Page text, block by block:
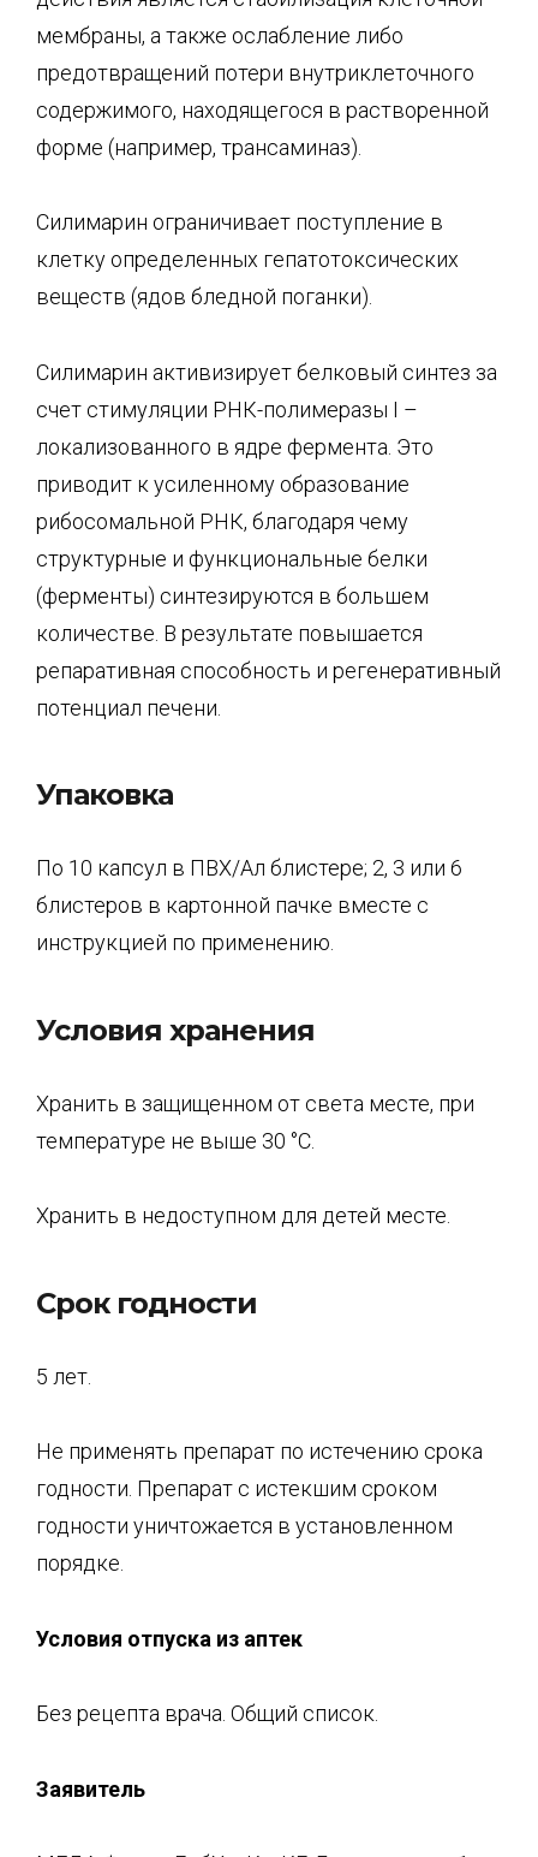
мембраны, а также ослабление либо
предотвращений потери внутриклеточного
содержимого, находящегося в растворенной
форме (например, трансаминаз).
Силимарин ограничивает поступление в
клетку определенных гепатотоксических
веществ (ядов бледной поганки).
Силимарин активизирует белковый синтез за
счет стимуляции РНК-полимеразы I –
локализованного в ядре фермента. Это
приводит к усиленному образование
рибосомальной РНК, благодаря чему
структурные и функциональные белки
(ферменты) синтезируются в большем
количестве. В результате повышается
репаративная способность и регенеративный
потенциал печени.
Упаковка
По 10 капсул в ПВХ/Ал блистере; 2, 3 или 6
блистеров в картонной пачке вместе с
инструкцией по применению.
Условия хранения
Хранить в защищенном от света месте, при
температуре не выше 30 °С.
Хранить в недоступном для детей месте.
Срок годности
5 лет.
Не применять препарат по истечению срока
годности. Препарат с истекшим сроком
годности уничтожается в установленном
порядке.
Условия отпуска из аптек
Без рецепта врача. Общий список.
Заявитель